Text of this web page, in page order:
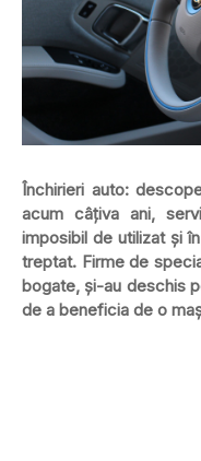
Închirieri auto:
acum câțiva ani,
imposibil de utilizat și
treptat. Firme de
bogate, și-au deschis
de a beneficia de o